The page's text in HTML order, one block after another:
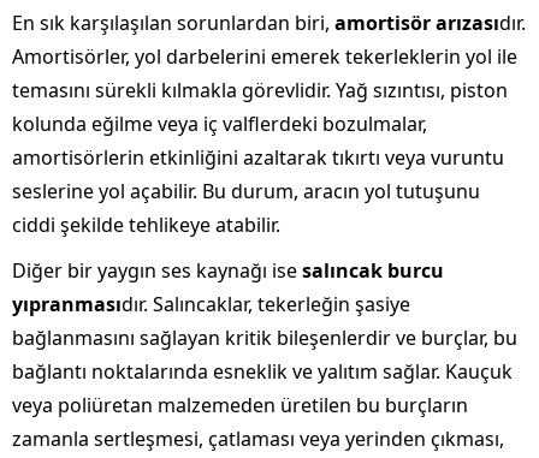
En sık karşılaşılan sorunlardan biri, amortisör arızasıdır.
Amortisörler, yol darbelerini emerek tekerleklerin yol ile
temasını sürekli kılmakla görevlidir. Yağ sızıntısı, piston
kolunda eğilme veya iç valflerdeki bozulmalar,
amortisörlerin etkinliğini azaltarak tıkırtı veya vuruntu
seslerine yol açabilir. Bu durum, aracın yol tutuşunu
ciddi şekilde tehlikeye atabilir.
Diğer bir yaygın ses kaynağı isesalıncak burcu
yıpranmasıdır. Salıncaklar, tekerleğin şasiye
bağlanmasını sağlayan kritik bileşenlerdir ve burçlar, bu
bağlantı noktalarında esneklik ve yalıtım sağlar. Kauçuk
veya poliüretan malzemeden üretilen bu burçların
zamanla sertleşmesi, çatlaması veya yerinden çıkması,